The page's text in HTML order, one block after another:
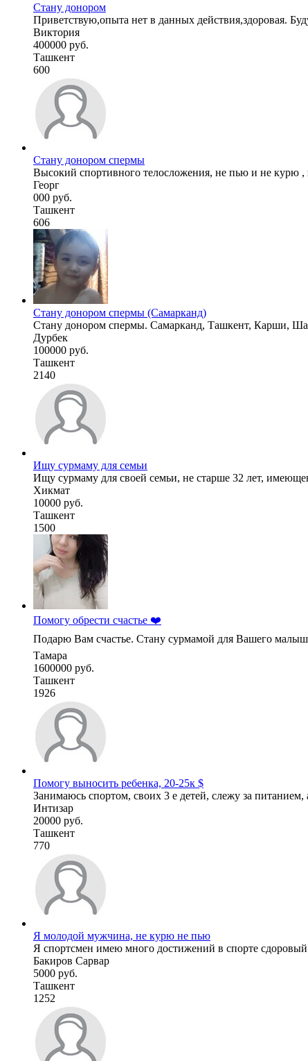
Стану донором
Приветствую,опыта нет в данных действия,здоровая.
Виктория
400000 руб.
Ташкент
600
Стану донором спермы
Высокий спортивного телосложения, не пью и не курю ,
Георг
000 руб.
Ташкент
606
Стану донором спермы (Самарканд)
Стану донором спермы. Самарканд, Ташкент, Карши,
Дурбек
100000 руб.
Ташкент
2140
Ищу сурмаму для семьи
Ищу сурмаму для своей семьи, не старше 32 лет,
Хикмат
10000 руб.
Ташкент
1500
Помогу обрести счастье ❤️
Подарю Вам счастье. Стану сурмамой для Вашего
Тамара
1600000 руб.
Ташкент
1926
Помогу выносить ребенка, 20-25к $
Занимаюсь спортом, своих 3 е детей, слежу за питанием,
Интизар
20000 руб.
Ташкент
770
Я молодой мужчина, не курю не пью
Я спортсмен имею много достижений в спорте
Бакиров Сарвар
5000 руб.
Ташкент
1252